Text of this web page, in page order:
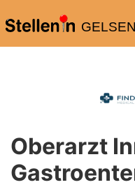
Oberarzt